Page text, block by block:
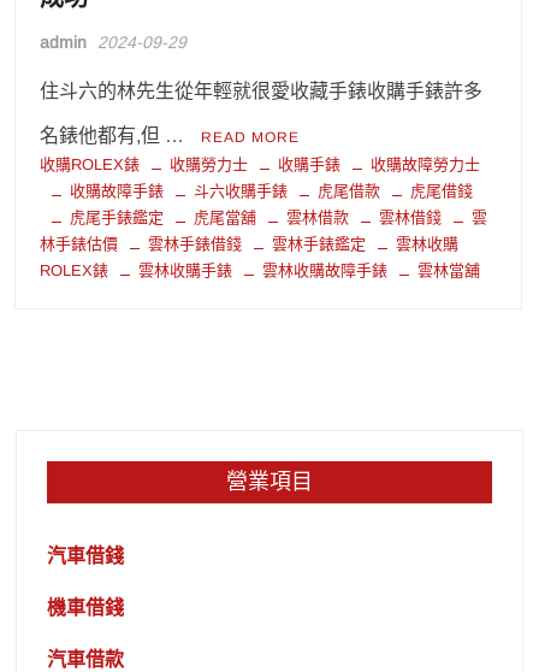
admin 2024-09-29
住斗六的林先生從年輕就很愛收藏手錶收購手錶許多
名錶他都有,但 … READ MORE
收購ROLEX錶 收購勞力士 收購手錶
收購故障勞力士
收購故障手錶
斗六收購手錶 虎尾借款
虎尾借錢
虎尾手錶鑑定
虎尾當舖 雲林借款 雲林借錢
雲
林手錶估價
雲林手錶借錢 雲林手錶鑑定
雲林收購
ROLEX錶
雲林收購手錶 雲林收購故障手錶 雲林當舖
營業項目
汽車借錢
機車借錢
汽車借款